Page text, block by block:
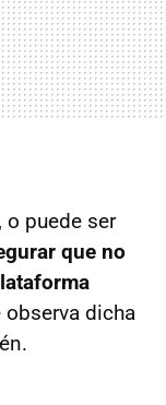
o puede ser
que no
dicha